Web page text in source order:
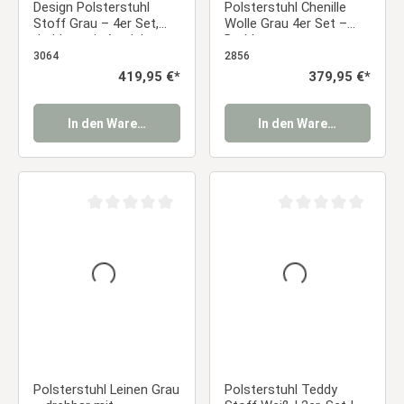
Design Polsterstuhl
Stoff Grau – 4er Set,
drehbar mit Armlehnen
& schwarzem Metallfuß
3064
Regulärer Preis:
419,95 €*
In den Warenkorb
Polsterstuhl Chenille
Wolle Grau 4er Set –
Drehbare
Esszimmerstühle mit
Armlehnen und
Metallgestell Essstuhl
2856
Regulärer Preis:
379,95 €*
In den Warenkorb
Polsterstuhl Leinen Grau
Polsterstuhl Teddy